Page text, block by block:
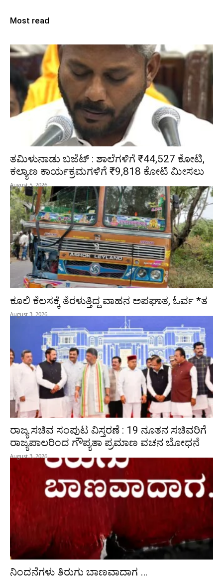
Most read
ತಮಿಳುನಾಡು ಬಜೆಟ್ : ಶಾಲೆಗಳಿಗೆ ₹44,527 ಕೋಟಿ,
ಕಲ್ಯಾಣ ಕಾರ್ಯಕ್ರಮಗಳಿಗೆ ₹9,818 ಕೋಟಿ ಮೀಸಲು
August 5, 2026
ಕೂಲಿ ಕೆಲಸಕ್ಕೆ ತೆರಳುತ್ತಿದ್ದ ವಾಹನ ಅಪಘಾತ, ಓರ್ವ *ತ
August 3, 2026
ರಾಜ್ಯ ಸಚಿವ ಸಂಪುಟ ವಿಸ್ತರಣೆ : 19 ನೂತನ ಸಚಿವರಿಗೆ
ರಾಜ್ಯಪಾಲರಿಂದ ಗೌಪ್ಯತಾ ಪ್ರಮಾಣ ವಚನ ಬೋಧನೆ
August 3, 2026
ನಿಂದನೆಗಳು ತಿರುಗು ಬಾಣವಾದಾಗ …